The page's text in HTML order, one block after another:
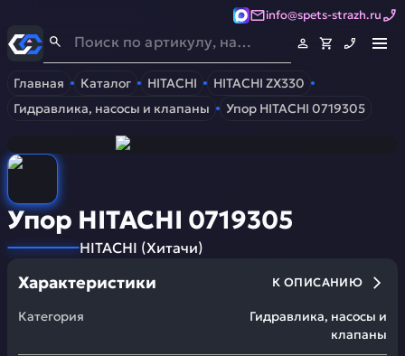
info@spets-strazh.ru
Спец-Страж- Запчасти для спецтехники
Главная Каталог HITACHI
HITACHI ZX330
Гидравлика, насосы и клапаны
Упор HITACHI 0719305
Упор HITACHI 0719305
HITACHI (Хитачи)
Характеристики К ОПИСАНИЮ
Категория
Гидравлика, насосы и
клапаны